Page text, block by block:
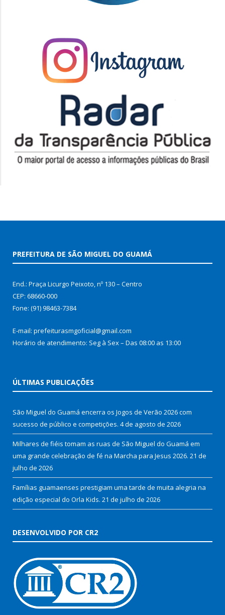
PREFEITURA DE SÃO MIGUEL DO GUAMÁ
End.: Praça Licurgo Peixoto, nº 130 – Centro
CEP: 68660-000
Fone: (91) 98463-7384
E-mail: prefeiturasmgoficial@gmail.com
Horário de atendimento: Seg à Sex – Das 08:00 as 13:00
ÚLTIMAS PUBLICAÇÕES
São Miguel do Guamá encerra os Jogos de Verão 2026 com
sucesso de público e competições. 4 de agosto de 2026
Milhares de fiéis tomam as ruas de São Miguel do Guamá em
uma grande celebração de fé na Marcha para Jesus 2026. 21 de
julho de 2026
Famílias guamaenses prestigiam uma tarde de muita alegria na
edição especial do Orla Kids. 21 de julho de 2026
DESENVOLVIDO POR CR2